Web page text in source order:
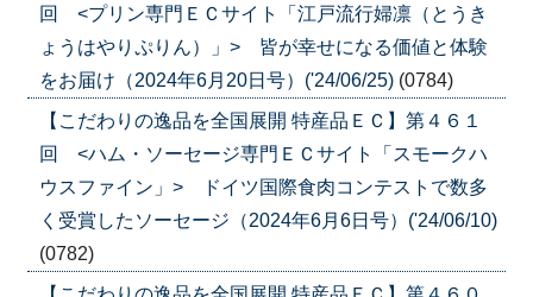
回 <プリン専門ＥＣサイト「江戸流行婦凛（とうき
ょうはやりぷりん）」> 皆が幸せになる価値と体験
をお届け（2024年6月20日号）('24/06/25) (0784)
【こだわりの逸品を全国展開 特産品ＥＣ】第４６１
回 <ハム・ソーセージ専門ＥＣサイト「スモークハ
ウスファイン」> ドイツ国際食肉コンテストで数多
く受賞したソーセージ（2024年6月6日号）('24/06/10)
(0782)